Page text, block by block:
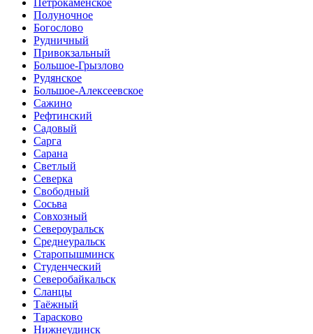
Полуночное
Богослово
Рудничный
Привокзальный
Большое-Грызлово
Рудянское
Большое-Алексеевское
Сажино
Рефтинский
Садовый
Сарга
Сарана
Светлый
Северка
Свободный
Сосьва
Совхозный
Североуральск
Среднеуральск
Старопышминск
Студенческий
Северобайкальск
Сланцы
Таёжный
Тарасково
Нижнеудинск